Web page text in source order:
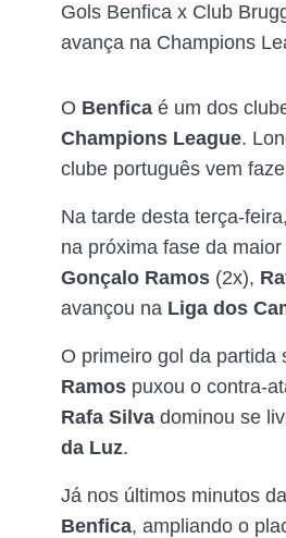
Gols Benfica x Club
avança na Champions
O Benfica é um dos
Champions League.
clube português vem
Na tarde desta terça-
na próxima fase da
Gonçalo Ramos (2x),
avançou na Liga dos
O primeiro gol da partida
Ramos puxou o contra-
Rafa Silva dominou se
da Luz.
Já nos últimos minutos
Benfica, ampliando o